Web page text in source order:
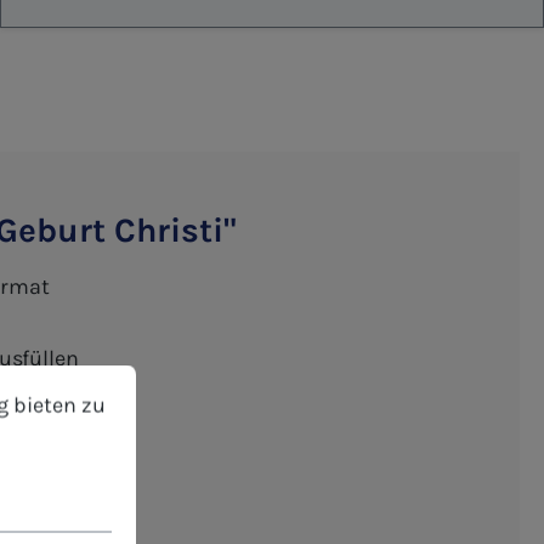
Christi"
zu können.
bieten zu